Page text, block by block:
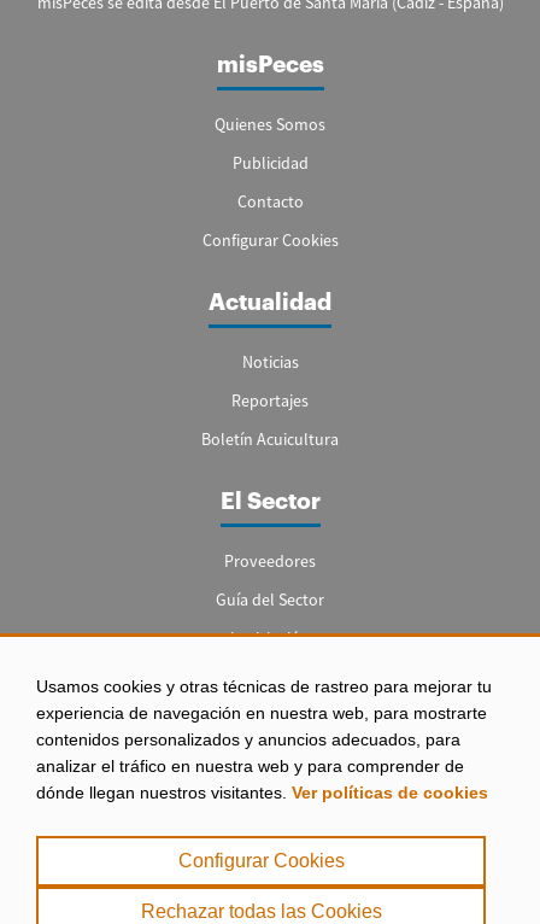
Usamos cookies y otras técnicas de rastreo para mejorar tu
experiencia de navegación en nuestra web, para mostrarte
contenidos personalizados y anuncios adecuados, para
analizar el tráfico en nuestra web y para comprender de
dónde llegan nuestros visitantes. Ver políticas de cookies
Configurar Cookies
Rechazar todas las Cookies
misPeces
Quienes Somos
Publicidad
Contacto
Configurar Cookies
Actualidad
Noticias
Reportajes
Boletín Acuicultura
El Sector
Proveedores
Guía del Sector
Legislación
Empleo
Aviso legal
|
Política de Privacidad
|